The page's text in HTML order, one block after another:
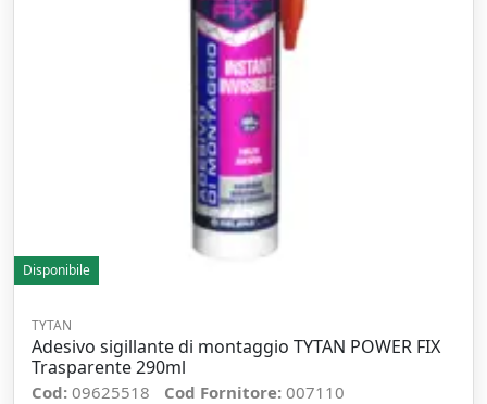
Disponibile
TYTAN
Adesivo sigillante di montaggio TYTAN POWER FIX
Trasparente 290ml
Cod: 09625518 Cod Fornitore: 007110